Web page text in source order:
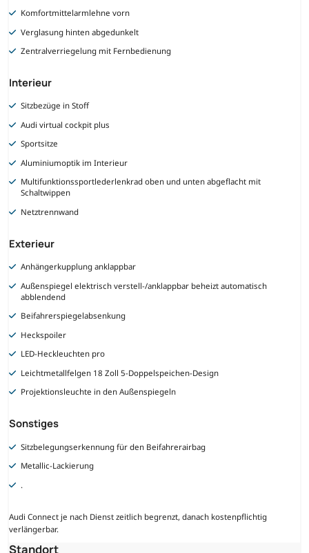
Komfortmittelarmlehne vorn
Verglasung hinten abgedunkelt
Zentralverriegelung mit Fernbedienung
Interieur
Sitzbezüge in Stoff
Audi virtual cockpit plus
Sportsitze
Aluminiumoptik im Interieur
Multifunktionssportlederlenkrad oben und unten abgeflacht mit
Schaltwippen
Netztrennwand
Exterieur
Anhängerkupplung anklappbar
Außenspiegel elektrisch verstell-/anklappbar beheizt automatisch
abblendend
Beifahrerspiegelabsenkung
Heckspoiler
LED-Heckleuchten pro
Leichtmetallfelgen 18 Zoll 5-Doppelspeichen-Design
Projektionsleuchte in den Außenspiegeln
Sonstiges
Sitzbelegungserkennung für den Beifahrerairbag
Metallic-Lackierung
.
Audi Connect je nach Dienst zeitlich begrenzt, danach kostenpflichtig
verlängerbar.
Standort